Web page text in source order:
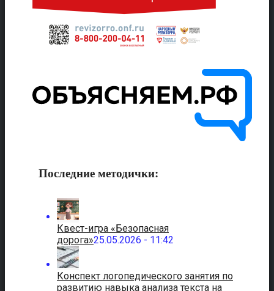
Последние методички:
Квест-игра «Безопасная
дорога»25.05.2026 - 11:42
Конспект логопедического занятия по
развитию навыка анализа текста на